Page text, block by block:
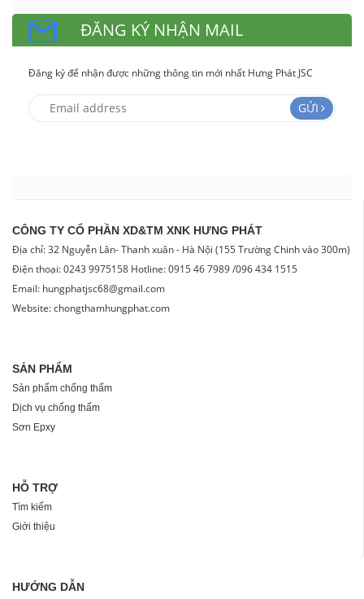
ĐĂNG KÝ NHẬN MAIL
Đăng ký để nhận được những thông tin mới nhất Hưng Phát JSC
GỬI
CÔNG TY CỔ PHẦN XD&TM XNK HƯNG PHÁT
Địa chỉ: 32 Nguyễn Lân- Thanh xuân - Hà Nội (155 Trường Chinh vào 300m)
Điện thoại: 0243 9975158 Hotline: 0915 46 7989 /096 434 1515
Email: hungphatjsc68@gmail.com
Website: chongthamhungphat.com
SẢN PHẨM
Sản phẩm chống thấm
Dịch vụ chống thấm
Sơn Epxy
HỖ TRỢ
Tìm kiếm
Giới thiệu
HƯỚNG DẪN